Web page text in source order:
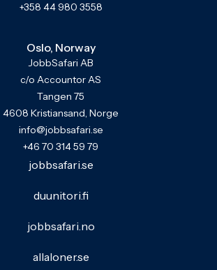
+358 44 980 3558
Oslo, Norway
JobbSafari AB
c/o Accountor AS
Tangen 75
4608 Kristiansand, Norge
info@jobbsafari.se
+46 70 314 59 79
jobbsafari.se
duunitori.fi
jobbsafari.no
allaloner.se